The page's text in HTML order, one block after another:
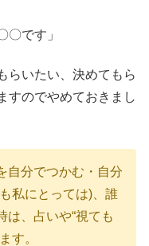
〇です」
らいたい、決めてもら
すのでやめておきまし
自分でつかむ・自分
私にとっては)、誰
は、占いや“視ても
す。